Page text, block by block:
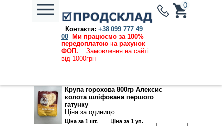
Контакти: +38 099 777 49
00
Ми працюємо за 100%
передоплатою на рахунок
ФОП. Замовлення на сайті
від 1000грн
0
Каталог продукции→ Бакалія→ Крупи
Ціни, вказані на сайті, дійсні та актуальні на
06.08.2026
Крупа горохова 800гр Алексис
колота шліфована першого
гатунку
Ціна за одиницю
Ціна за 1 шт. Ціна за 1 уп.